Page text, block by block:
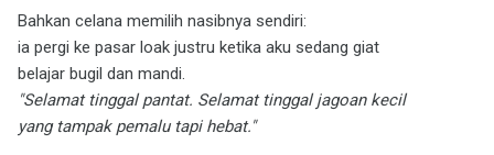
Bahkan celana memilih nasibnya sendiri:
ia pergi ke pasar loak justru ketika aku sedang giat
belajar bugil dan mandi.
"Selamat tinggal pantat. Selamat tinggal jagoan kecil
yang tampak pemalu tapi hebat."